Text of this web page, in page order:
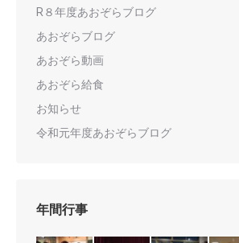
R８年度あおぞらブログ
あおぞらブログ
あおぞら動画
あおぞら給食
お知らせ
令和元年度あおぞらブログ
年間行事